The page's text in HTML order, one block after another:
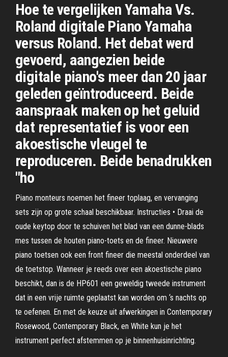
Hoe te vergelijken Yamaha Vs.
Roland digitale Piano Yamaha
versus Roland. Het debat werd
gevoerd, aangezien beide
digitale piano's meer dan 20 jaar
geleden geïntroduceerd. Beide
aanspraak maken op het geluid
dat representatief is voor een
akoestische vleugel te
reproduceren. Beide benadrukken
"ho
Piano monteurs noemen het fineer toplaag, en vervanging
sets zijn op grote schaal beschikbaar. Instructies • Draai de
oude keytop door te schuiven het blad van een dunne-blads
mes tussen de houten piano-toets en de fineer. Nieuwere
piano toetsen ook een front fineer die meestal onderdeel van
de toetstop. Wanneer je reeds over een akoestische piano
beschikt, dan is de HP601 een geweldig tweede instrument
dat in een vrije ruimte geplaatst kan worden om ‘s nachts op
te oefenen. En met de keuze uit afwerkingen in Contemporary
Rosewood, Contemporary Black, en White kun je het
instrument perfect afstemmen op je binnenhuisinrichting.